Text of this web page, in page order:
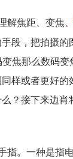
解焦距、变焦
段，把拍摄
焦那么数码
样或者更好
？接下来边肖
指。一种是指